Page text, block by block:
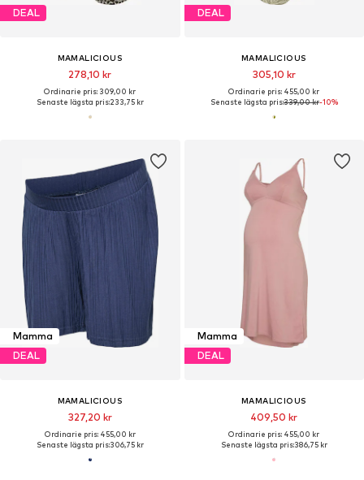
DEAL
MAMALICIOUS
278,10 kr
Ordinarie pris: 309,00 kr
Senaste lägsta pris:233,75 kr
DEAL
MAMALICIOUS
305,10 kr
Ordinarie pris: 455,00 kr
Senaste lägsta pris:339,00 kr-10%
Mamma
DEAL
MAMALICIOUS
327,20 kr
Ordinarie pris: 455,00 kr
Senaste lägsta pris:306,75 kr
Mamma
DEAL
MAMALICIOUS
409,50 kr
Ordinarie pris: 455,00 kr
Senaste lägsta pris:386,75 kr